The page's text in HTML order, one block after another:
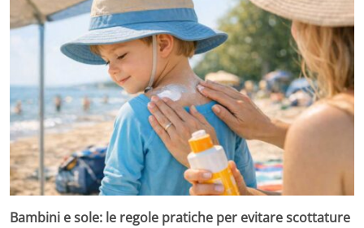
Bambini e sole: le regole pratiche per evitare scottature